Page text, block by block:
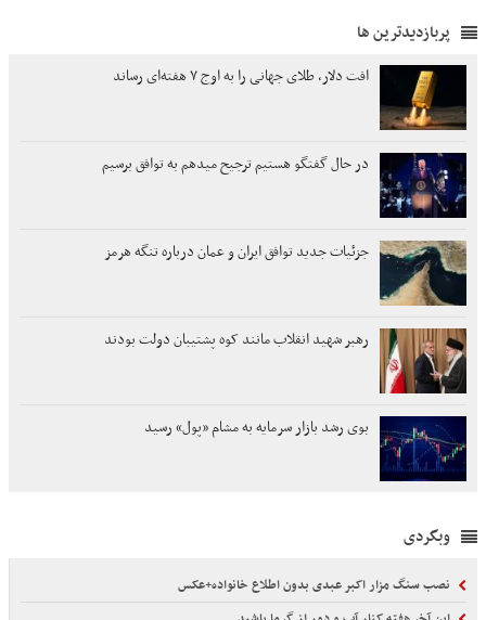
پربازدیدترین ها
افت دلار، طلای جهانی را به اوج ۷ هفته‌ای رساند
در حال گفتگو هستیم ترجیح میدهم به توافق برسیم
جزئیات جدید توافق ایران و عمان درباره تنگه هرمز
رهبر شهید انقلاب مانند کوه پشتیبان دولت بودند
بوی رشد بازار سرمایه به مشام «پول» رسید
وبگردی
نصب سنگ مزار اکبر عبدی بدون اطلاع خانواده+عکس